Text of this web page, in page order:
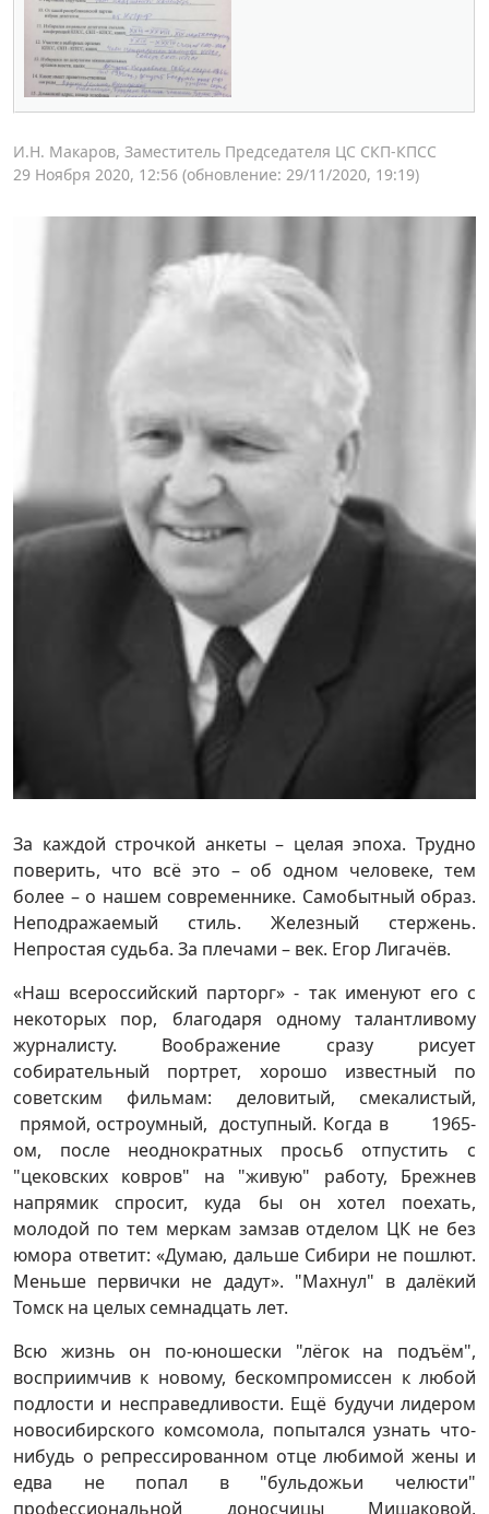
И.Н. Макаров, Заместитель Председателя ЦС СКП-КПСС
29 Ноября 2020, 12:56 (обновление: 29/11/2020, 19:19)
За каждой строчкой анкеты – целая эпоха. Трудно
поверить, что всё это – об одном человеке, тем
более – о нашем современнике. Самобытный образ.
Неподражаемый стиль. Железный стержень.
Непростая судьба. За плечами – век. Егор Лигачёв.
«Наш всероссийский парторг» - так именуют его с
некоторых пор, благодаря одному талантливому
журналисту. Воображение сразу рисует
собирательный портрет, хорошо известный по
советским фильмам: деловитый, смекалистый,
прямой, остроумный, доступный. Когда в 1965-
ом, после неоднократных просьб отпустить с
"цековских ковров" на "живую" работу, Брежнев
напрямик спросит, куда бы он хотел поехать,
молодой по тем меркам замзав отделом ЦК не без
юмора ответит: «Думаю, дальше Сибири не пошлют.
Меньше первички не дадут». "Махнул" в далёкий
Томск на целых семнадцать лет.
Всю жизнь он по-юношески "лёгок на подъём",
восприимчив к новому, бескомпромиссен к любой
подлости и несправедливости. Ещё будучи лидером
новосибирского комсомола, попытался узнать что-
нибудь о репрессированном отце любимой жены и
едва не попал в "бульдожьи челюсти"
профессиональной доносчицы Мишаковой,